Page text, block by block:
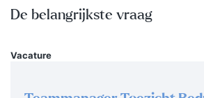
Met behulp van de DMAIC-
Measure, Analyze, Improve,
De belangrijkste vraag
Vacature